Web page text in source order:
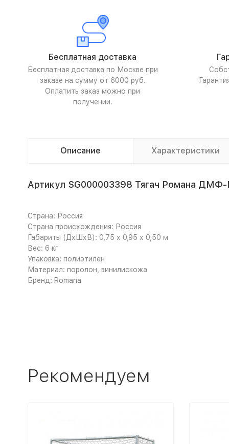
Бесплатная доставка
Бесплатная доставка по Москве при
заказе на сумму от 6000 руб.
Оплатить заказ можно при
получении.
Описание Характеристики
Артикул SG000003398 Тягач Романа
Страна: Россия
Страна происхождения: Россия
Габариты (ДхШхВ): 0,75 х 0,95 х 0,50 м
Вес: 6 кг
Упаковка: полиэтилен
Материал: поролон, винилискожа
Бренд: Romana
Рекомендуем